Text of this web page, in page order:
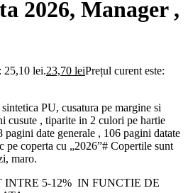
2026, Manager ,
25,10 lei.23,70 leiPrețul curent este:
PU, cusatura pe margine si
cusute , tiparite in 2 culori pe hartie
date generale , 106 pagini datate
pe coperta cu „2026”# Copertile sunt
maro.
INTRE 5-12% IN FUNCTIE DE